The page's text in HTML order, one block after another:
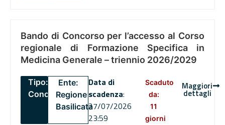
Bando di Concorso per l’accesso al Corso
regionale di Formazione Specifica in
Medicina Generale – triennio 2026/2029
Tipo:
Concorsi
Ente:
Regione
Basilicata
Data di
scadenza:
27/07/2026
23:59
Scaduto
da:
11
giorni
Maggiori
dettagli